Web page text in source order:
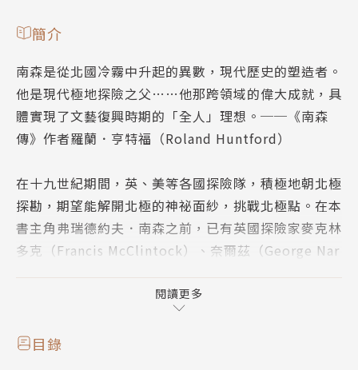
簡介
南森是從北國冷霧中升起的異數，現代歷史的塑造者。
他是現代極地探險之父……他那跨領域的偉大成就，具
體實現了文藝復興時期的「全人」理想。──《南森
傳》作者羅蘭．亨特福（Roland Huntford）
在十九世紀期間，英、美等各國探險隊，積極地朝北極
探勘，期望能解開北極的神祕面紗，挑戰北極點。在本
書主角弗瑞德約夫．南森之前，已有英國探險家麥克林
多克（Francis McClintock）、奈爾茲（George Nar
（Adolphus Greely），瑞典探險家諾登舍爾德（Ado
lf Nordenskiöld）前仆後繼，率隊前往北極探險。其
中也有如英國富蘭克林（John Franklin）探險隊於一
閱讀更多
目錄